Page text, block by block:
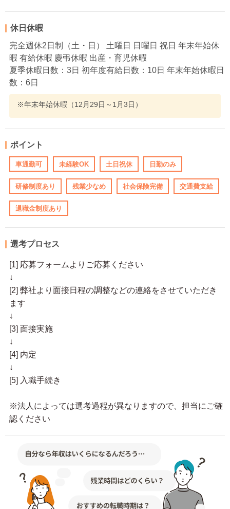
休日休暇
完全週休2日制（土・日） 土曜日 日曜日 祝日 年末年始休
暇 有給休暇 慶弔休暇 出産・育児休暇
夏季休暇日数：3日 初年度有給日数：10日 年末年始休暇日
数：6日
※年末年始休暇（12月29日～1月3日）
ポイント
車通勤可 未経験OK 土日祝休 日勤のみ
研修制度あり 残業少なめ 社会保険完備 交通費支給
退職金制度あり
選考プロセス
[1] 応募フォームよりご応募ください
↓
[2] 弊社より面接日程の調整などの連絡をさせていただき
ます
↓
[3] 面接実施
↓
[4] 内定
↓
[5] 入職手続き
※法人によっては選考過程が異なりますので、担当にご確
認ください